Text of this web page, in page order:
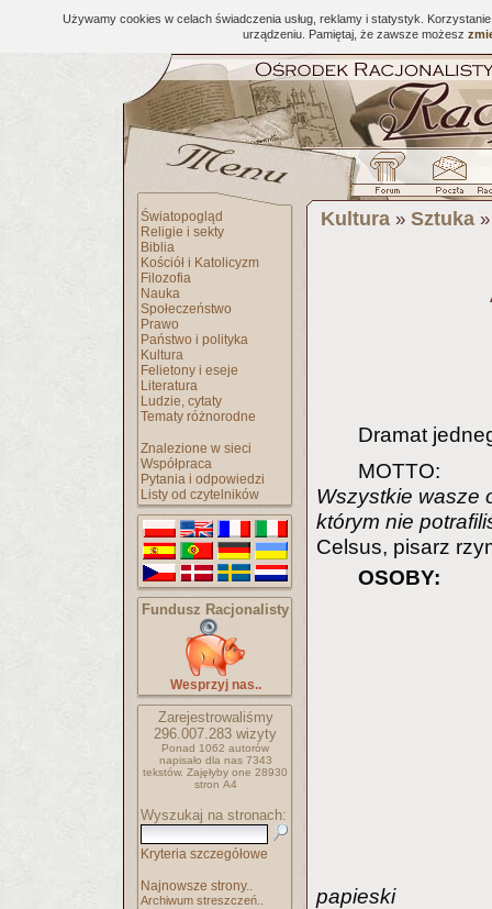
Używamy cookies w celach świadczenia usług, reklamy i statystyk.
urządzeniu. Pamiętaj, że zawsze możesz
Światopogląd
Religie i sekty
Biblia
Kościół i Katolicyzm
Filozofia
Nauka
Społeczeństwo
Prawo
Państwo i polityka
Kultura
Felietony i eseje
Literatura
Ludzie, cytaty
Tematy różnorodne
Znalezione w sieci
Współpraca
Pytania i odpowiedzi
Listy od czytelników
Fundusz Racjonalisty
Wesprzyj nas..
Zarejestrowaliśmy
296.007.283 wizyty
Ponad 1062 autorów
napisało dla nas 7343
tekstów. Zajęłyby one 28930
stron A4
Wyszukaj na stronach:
Kryteria szczegółowe
Najnowsze strony..
Archiwum streszczeń..
Kultura » Sztuka
Dramat
MOTTO:
Wszystkie wasze
którym nie
Celsus, pisarz
OSOBY:
papieski